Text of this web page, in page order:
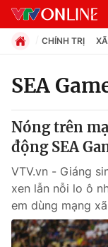
Chuyên mục
Chính trị
Xã hội
Pháp luật
CHÍNH TRỊ
SEA
Nóng trên
động SEA
VTV.vn - Giáng
xen lẫn nỗi lo ô
em dùng mạng